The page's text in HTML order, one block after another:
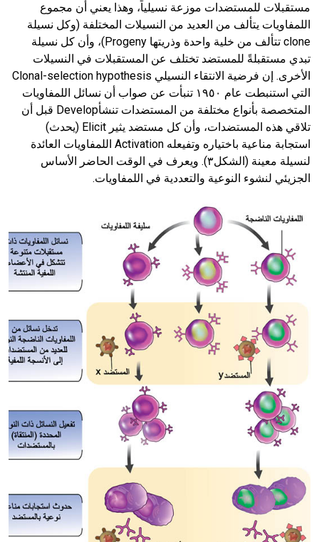
مستقبلات للمستضدات موزعة نسيلياً، وهذا يعني أن مجموع
اللمفاويات يتألف من العديد من النسيلات المختلفة (وكل نسيلة
clone تتألف من خلية واحدة وذريتها Progeny)، وأن كل نسيلة
تبدي مستقبلةً للمستضد تختلف عن المستقبلات في النسيلات
الأخرى. إن فرضية الانتقاء النسيلي Clonal-selection hypothesis
التي استنبطت عام ١٩٥٠ تنبأت عن صواب أن نسائل اللمفاويات
المتخصصة بأنواع مختلفة من المستضدات تنشأDevelop قبل أن
تلاقي هذه المستضدات، وأن كل مستضد يثير Elicit (يحدث)
استجابة مناعية باختياره وتفيعله Activation اللمفاويات العائدة
لنسيلة معينة (الشكل٣). ويعرف في الوقت الحاضر الأساس
الجزيئي لنشوء النوعية والتعددية في اللمفاويات.